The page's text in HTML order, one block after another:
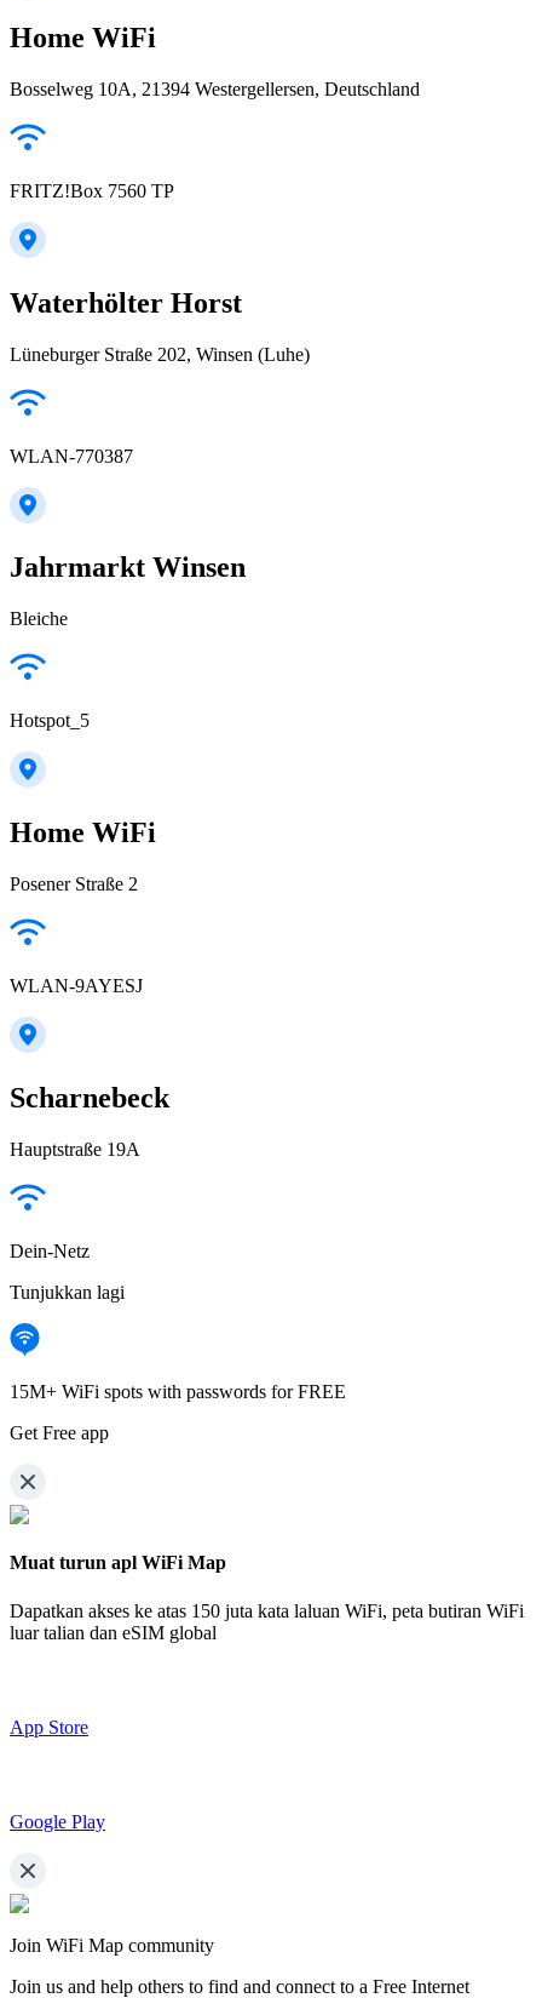
Home WiFi
Bosselweg 10A, 21394 Westergellersen, Deutschland
FRITZ!Box 7560 TP
Waterhölter Horst
Lüneburger Straße 202, Winsen (Luhe)
WLAN-770387
Jahrmarkt Winsen
Bleiche
Hotspot_5
Home WiFi
Posener Straße 2
WLAN-9AYESJ
Scharnebeck
Hauptstraße 19A
Dein-Netz
Tunjukkan lagi
15M+ WiFi spots with passwords for FREE
Get Free app
Muat turun apl WiFi Map
Dapatkan akses ke atas 150 juta kata laluan WiFi, peta butiran WiFi
luar talian dan eSIM global
App Store
Google Play
Join WiFi Map community
Join us and help others to find and connect to a Free Internet